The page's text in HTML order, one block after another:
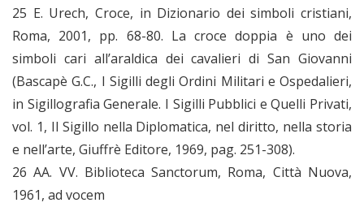
25 E. Urech, Croce, in Dizionario dei simboli cristiani,
Roma, 2001, pp. 68-80. La croce doppia è uno dei
simboli cari all’araldica dei cavalieri di San Giovanni
(Bascapè G.C., I Sigilli degli Ordini Militari e Ospedalieri,
in Sigillografia Generale. I Sigilli Pubblici e Quelli Privati,
vol. 1, Il Sigillo nella Diplomatica, nel diritto, nella storia
e nell’arte, Giuffrè Editore, 1969, pag. 251-308).
26 AA. VV. Biblioteca Sanctorum, Roma, Città Nuova,
1961, ad vocem